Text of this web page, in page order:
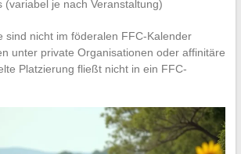
(variabel je nach Veranstaltung)
sind nicht im föderalen FFC-Kalender
unter private Organisationen oder affinitäre
Platzierung fließt nicht in ein FFC-